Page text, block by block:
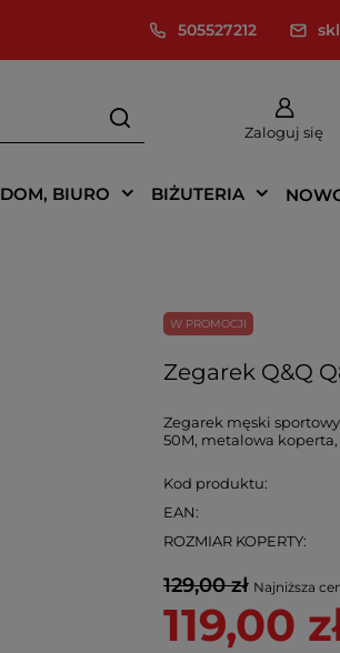
505527212
Zaloguj się
DOM, BIURO BIŻUTERIA
W PROMOCJI
Zegarek Q&Q
Zegarek męski
50M, metalowa
Kod produktu
EAN
ROZMIAR KOPERTY
129,00 zł Najniższa
119,00